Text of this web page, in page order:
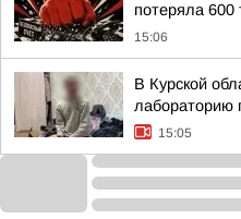
потеряла 600
15:06
В Курской
лабораторию
15:05